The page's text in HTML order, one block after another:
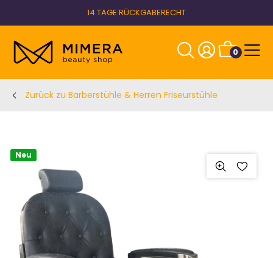
14 TAGE RÜCKGABERECHT
0
Zurück zu Barberstühle & Herren Friseurstühle
Neu